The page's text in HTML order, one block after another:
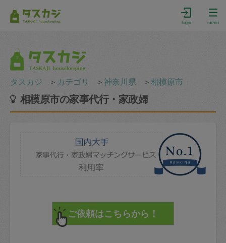
login menu
タスカジ ＞ カテゴリ ＞神奈川県 ＞相模原市
相模原市の家事代行・家政婦